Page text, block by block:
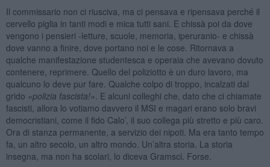
Il commissario non ci riusciva, ma ci pensava e ripensava perché il
cervello piglia in tanti modi e mica tutti sani. E chissà poi da dove
vengono i pensieri -letture, scuole, memoria, iperuranio- e chissà
dove vanno a finire, dove portano noi e le cose. Ritornava a
qualche manifestazione studentesca e operaia che avevano dovuto
contenere, reprimere. Quello del poliziotto è un duro lavoro, ma
qualcuno lo deve pur fare. Qualche colpo di troppo, incalzati dal
grido «polizia fascista!» . E alcuni colleghi che, dato che ci chiamate
fascisti, allora lo votiamo davvero il MSI e magari erano solo bravi
democristiani, come il fido Calo’, il suo collega più stretto e più caro.
Ora di stanza permanente, a servizio dei nipoti. Ma era tanto tempo
fa, un altro secolo, un altro mondo. Un’altra storia. La storia
insegna, ma non ha scolari, lo diceva Gramsci. Forse.